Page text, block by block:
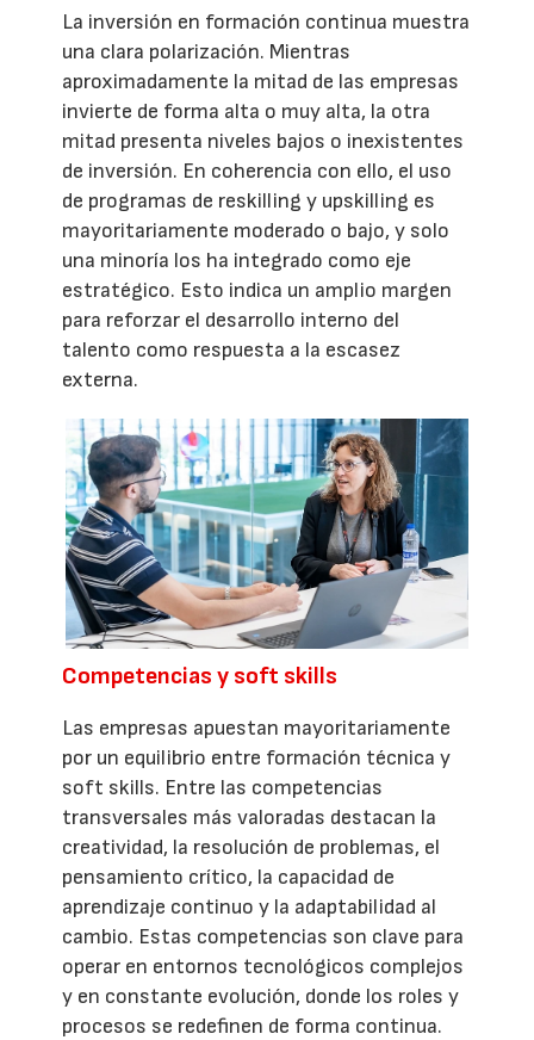
La inversión en formación continua muestra
una clara polarización. Mientras
aproximadamente la mitad de las empresas
invierte de forma alta o muy alta, la otra
mitad presenta niveles bajos o inexistentes
de inversión. En coherencia con ello, el uso
de programas de reskilling y upskilling es
mayoritariamente moderado o bajo, y solo
una minoría los ha integrado como eje
estratégico. Esto indica un amplio margen
para reforzar el desarrollo interno del
talento como respuesta a la escasez
externa.
Competencias y soft skills
Las empresas apuestan mayoritariamente
por un equilibrio entre formación técnica y
soft skills. Entre las competencias
transversales más valoradas destacan la
creatividad, la resolución de problemas, el
pensamiento crítico, la capacidad de
aprendizaje continuo y la adaptabilidad al
cambio. Estas competencias son clave para
operar en entornos tecnológicos complejos
y en constante evolución, donde los roles y
procesos se redefinen de forma continua.